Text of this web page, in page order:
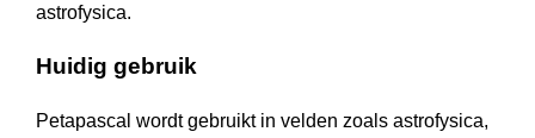
astrofysica.
Huidig gebruik
Petapascal wordt gebruikt in velden zoals astrofysica,